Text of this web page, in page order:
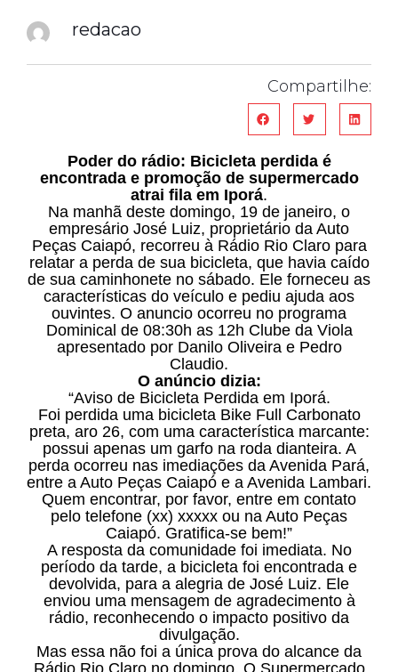
redacao
Compartilhe:
Poder do rádio: Bicicleta perdida é
encontrada e promoção de supermercado
atrai fila em Iporá.
Na manhã deste domingo, 19 de janeiro, o
empresário José Luiz, proprietário da Auto
Peças Caiapó, recorreu à Rádio Rio Claro para
relatar a perda de sua bicicleta, que havia caído
de sua caminhonete no sábado. Ele forneceu as
características do veículo e pediu ajuda aos
ouvintes. O anuncio ocorreu no programa
Dominical de 08:30h as 12h Clube da Viola
apresentado por Danilo Oliveira e Pedro
Claudio.
O anúncio dizia:
“Aviso de Bicicleta Perdida em Iporá.
Foi perdida uma bicicleta Bike Full Carbonato
preta, aro 26, com uma característica marcante:
possui apenas um garfo na roda dianteira. A
perda ocorreu nas imediações da Avenida Pará,
entre a Auto Peças Caiapó e a Avenida Lambari.
Quem encontrar, por favor, entre em contato
pelo telefone (xx) xxxxx ou na Auto Peças
Caiapó. Gratifica-se bem!”
A resposta da comunidade foi imediata. No
período da tarde, a bicicleta foi encontrada e
devolvida, para a alegria de José Luiz. Ele
enviou uma mensagem de agradecimento à
rádio, reconhecendo o impacto positivo da
divulgação.
Mas essa não foi a única prova do alcance da
Rádio Rio Claro no domingo. O Supermercado